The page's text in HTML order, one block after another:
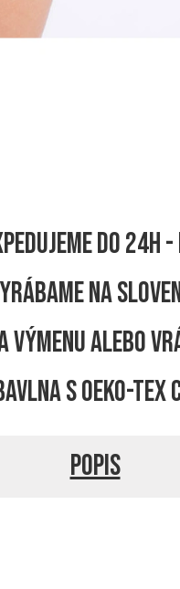
do 24h
na
výmenu alebo
s OEKO-
Popis